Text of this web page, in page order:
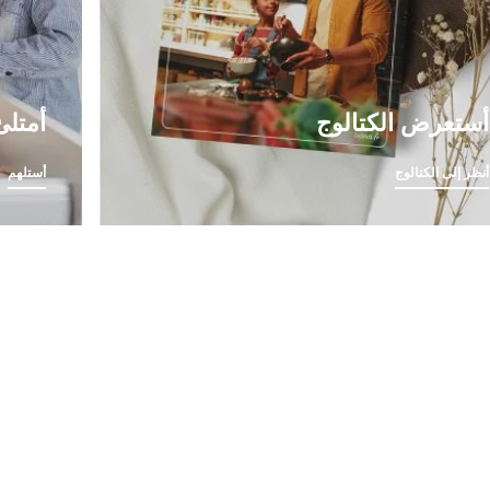
أستعرض الكتالوج
أنظر إلى الكتالوج أستلهم